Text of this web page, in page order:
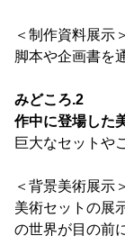
＜制作資料展示＞
脚本や企画書を
みどころ.2
作中に登場した
巨大なセットや
＜背景美術展示＞
美術セットの展
の世界が目の前